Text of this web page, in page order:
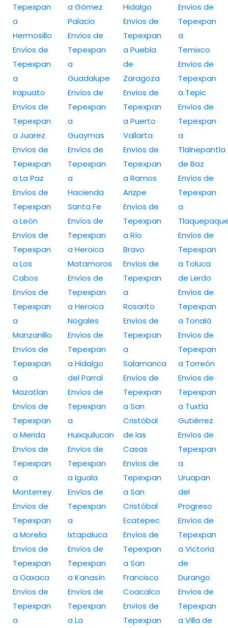
Tepexpan
a
Hermosillo
Envíos de
Tepexpan
a
Irapuato
Envíos de
Tepexpan
a Juarez
Envíos de
Tepexpan
a La Paz
Envíos de
Tepexpan
a León
Envíos de
Tepexpan
a Los
Cabos
Envíos de
Tepexpan
a
Manzanillo
Envíos de
Tepexpan
a
Mazatlan
Envíos de
Tepexpan
a Merida
Envíos de
Tepexpan
a
Monterrey
Envíos de
Tepexpan
a Morelia
Envíos de
Tepexpan
a Oaxaca
Envíos de
Tepexpan
a
a Gómez
Palacio
Envíos de
Tepexpan
a
Guadalupe
Envíos de
Tepexpan
a
Guaymas
Envíos de
Tepexpan
a
Hacienda
Santa Fe
Envíos de
Tepexpan
a Heroica
Matamoros
Envíos de
Tepexpan
a Heroica
Nogales
Envíos de
Tepexpan
a Hidalgo
del Parral
Envíos de
Tepexpan
a
Huixquilucan
Envíos de
Tepexpan
a Iguala
Envíos de
Tepexpan
a
Ixtapaluca
Envíos de
Tepexpan
a Kanasín
Envíos de
Tepexpan
a La
Hidalgo
Envíos de
Tepexpan
a Puebla
de
Zaragoza
Envíos de
Tepexpan
a Puerto
Vallarta
Envíos de
Tepexpan
a Ramos
Arizpe
Envíos de
Tepexpan
a Río
Bravo
Envíos de
Tepexpan
a
Rosarito
Envíos de
Tepexpan
a
Salamanca
Envíos de
Tepexpan
a San
Cristóbal
de las
Casas
Envíos de
Tepexpan
a San
Cristóbal
Ecatepec
Envíos de
Tepexpan
a San
Francisco
Coacalco
Envíos de
Tepexpan
Envíos de
Tepexpan
a
Temixco
Envíos de
Tepexpan
a Tepic
Envíos de
Tepexpan
a
Tlalnepantla
de Baz
Envíos de
Tepexpan
a
Envíos de
Tepexpan
a Toluca
de Lerdo
Envíos de
Tepexpan
a Tonalá
Envíos de
Tepexpan
a Torreón
Envíos de
Tepexpan
a Tuxtla
Gutiérrez
Envíos de
Tepexpan
a
Uruapan
del
Progreso
Envíos de
Tepexpan
a Victoria
de
Durango
Envíos de
Tepexpan
a Villa de